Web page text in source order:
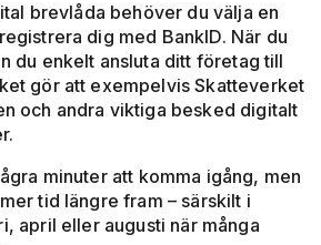
brevlåda behöver du välja en
dig med BankID. När du
du enkelt ansluta ditt företag till
gör att exempelvis Skatteverket
och andra viktiga besked digitalt
minuter att komma igång, men
tid längre fram – särskilt i
april eller augusti när många